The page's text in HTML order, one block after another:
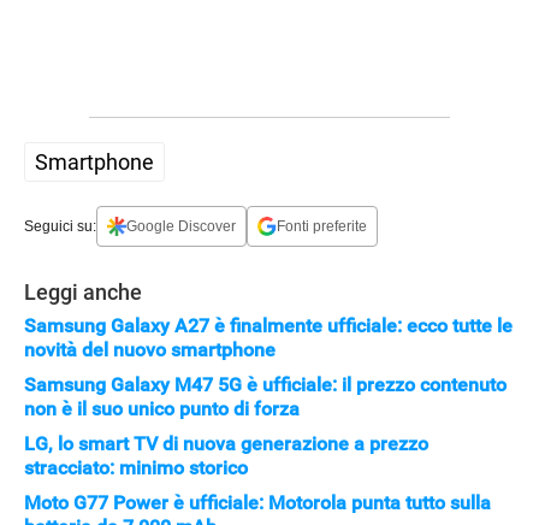
Smartphone
Seguici su: Google Discover Fonti preferite
Leggi anche
Samsung Galaxy A27 è finalmente ufficiale: ecco tutte le
novità del nuovo smartphone
Samsung Galaxy M47 5G è ufficiale: il prezzo contenuto
non è il suo unico punto di forza
LG, lo smart TV di nuova generazione a prezzo
stracciato: minimo storico
Moto G77 Power è ufficiale: Motorola punta tutto sulla